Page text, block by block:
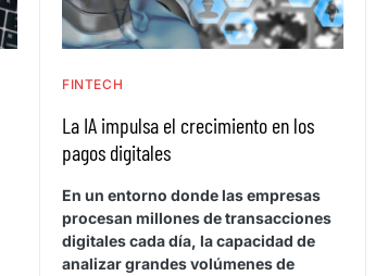
FINTECH
La IA impulsa el crecimiento en los
pagos digitales
En un entorno donde las empresas
procesan millones de transacciones
digitales cada día, la capacidad de
analizar grandes volúmenes de